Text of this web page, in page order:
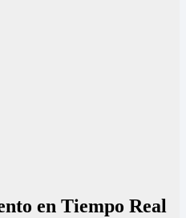
en Tiempo Real